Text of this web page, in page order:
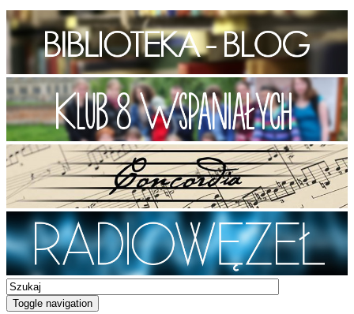
Toggle navigation